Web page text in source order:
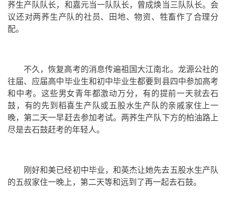
荞生产队队长，和嘉元当一队队长，曾成焕当三队队长。会
议还对两荞生产队的社员、田地、物资、牲畜作了合理分
配。
不久，恢复高考的消息传遍祖国大江南北。 龙源公社的
往届、应届高中毕业生和初中毕业生都要到县四中参加高考
和中考。这些男女青年都激动万分，有的提前一天就去石
鼓，有的先到稻喜生产队或五股水生产队的亲戚家住上一
晚，第二天一早赶去参加考试。两荞生产队下方的柏油路上
尽是去石鼓赶考的年轻人。
刚好和美已经初中毕业，和英杰让她先去五股水生产队
的五叔家住一晚上，第二天等和远到了再一起去石鼓。